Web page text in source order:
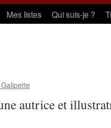
Mes listes Qui suis-je ?
autrice et